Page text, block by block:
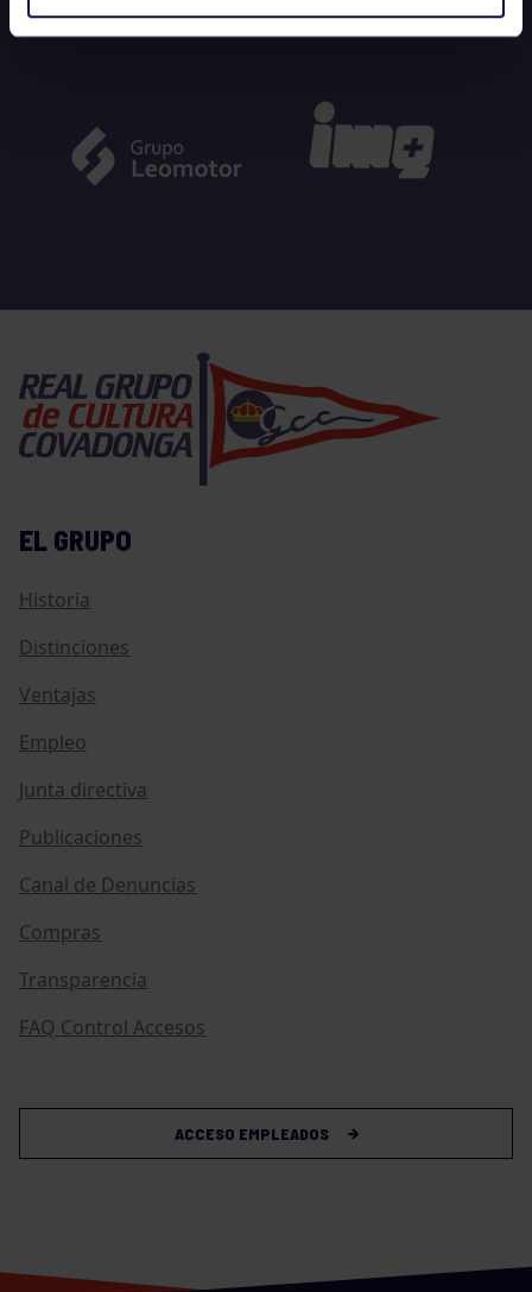
EL GRUPO
Historia
Distinciones
Ventajas
Empleo
Junta directiva
Publicaciones
Canal de Denuncias
Compras
Transparencia
FAQ Control Accesos
ACCESO EMPLEADOS